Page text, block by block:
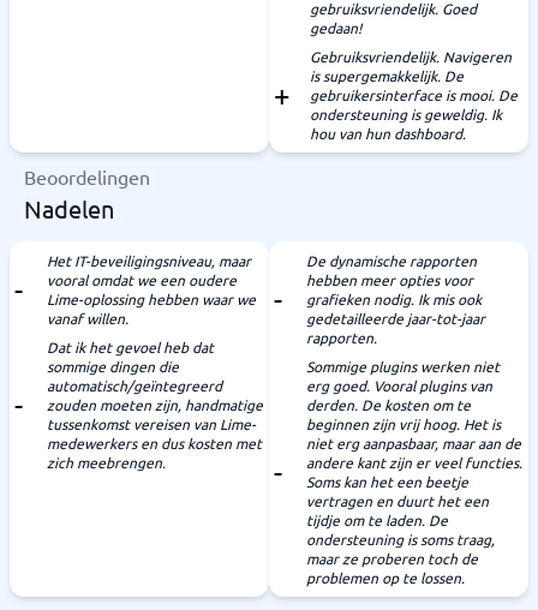
gebruiksvriendelijk. Goed
gedaan!
Gebruiksvriendelijk. Navigeren
is supergemakkelijk. De
gebruikersinterface is mooi. De
ondersteuning is geweldig. Ik
hou van hun dashboard.
Beoordelingen
Nadelen
Het IT-beveiligingsniveau, maar
vooral omdat we een oudere
Lime-oplossing hebben waar we
vanaf willen.
Dat ik het gevoel heb dat
sommige dingen die
automatisch/geïntegreerd
zouden moeten zijn, handmatige
tussenkomst vereisen van Lime-
medewerkers en dus kosten met
zich meebrengen.
De dynamische rapporten
hebben meer opties voor
grafieken nodig. Ik mis ook
gedetailleerde jaar-tot-jaar
rapporten.
Sommige plugins werken niet
erg goed. Vooral plugins van
derden. De kosten om te
beginnen zijn vrij hoog. Het is
niet erg aanpasbaar, maar aan de
andere kant zijn er veel functies.
Soms kan het een beetje
vertragen en duurt het een
tijdje om te laden. De
ondersteuning is soms traag,
maar ze proberen toch de
problemen op te lossen.